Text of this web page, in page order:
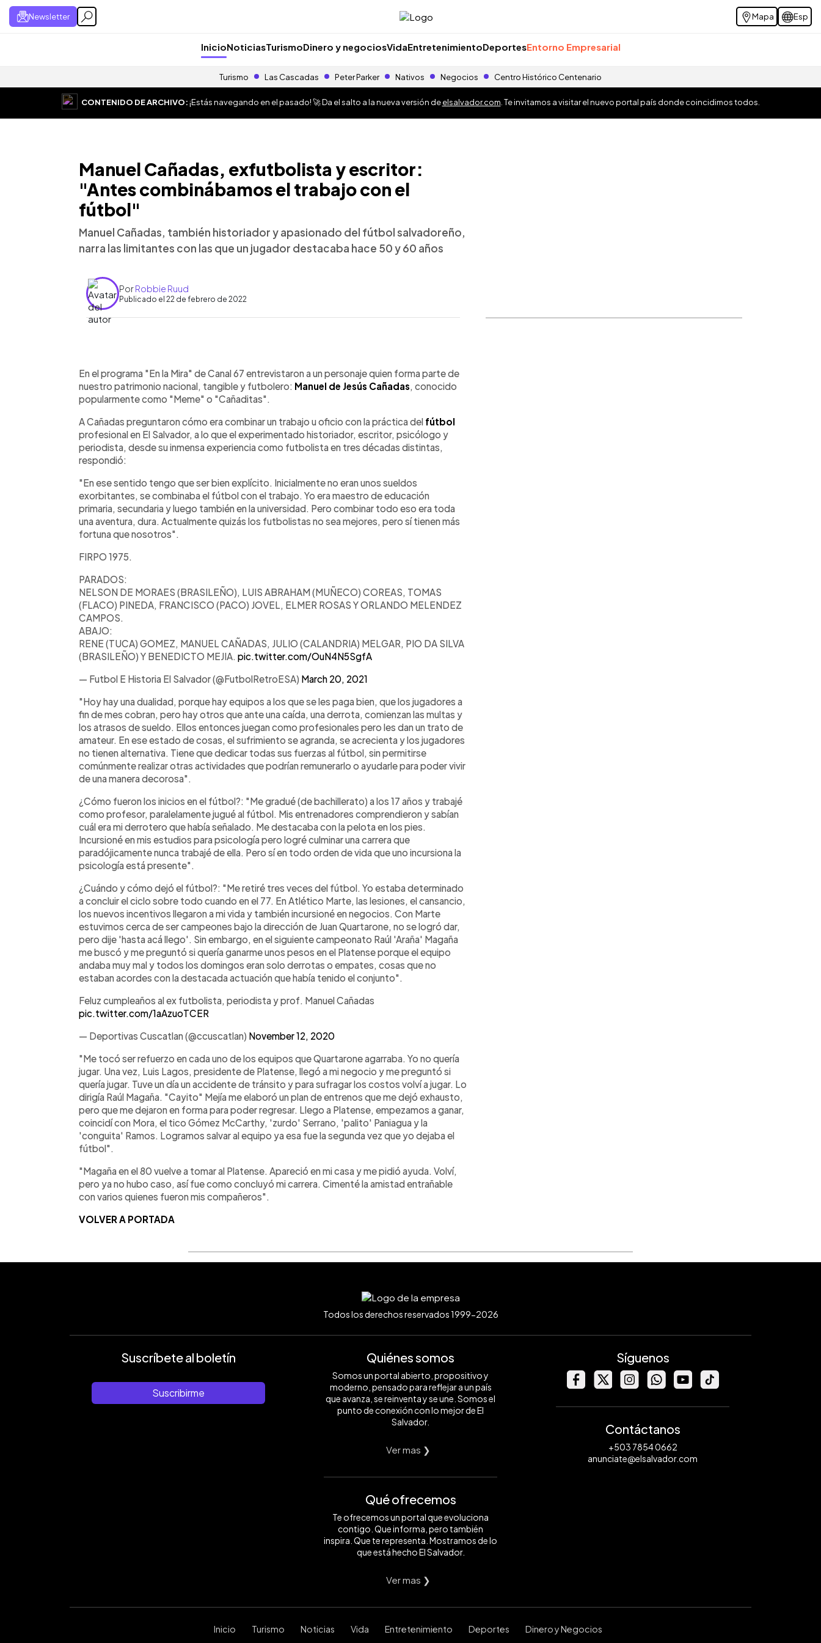
Newsletter Mapa Esp
InicioNoticiasTurismoDinero y negociosVidaEntretenimientoDeportesEntorno Empresarial
Turismo Las Cascadas Peter Parker Nativos Negocios Centro Histórico Centenario
CONTENIDO DE ARCHIVO:¡Estás navegando en el pasado! 🚀 Da el salto a la nueva versión deelsalvador.com . Te invitamos a visitar el nuevo portal país donde coincidimos todos.
Manuel Cañadas, exfutbolista y escritor:
"Antes combinábamos el trabajo con el
fútbol"
Manuel Cañadas, también historiador y apasionado del fútbol salvadoreño,
narra las limitantes con las que un jugador destacaba hace 50 y 60 años
PorRobbie Ruud
Publicado el 22 de febrero de 2022
Escuchar artículo
En el programa "En la Mira" de Canal 67 entrevistaron a un personaje quien forma parte de
nuestro patrimonio nacional, tangible y futbolero: Manuel de Jesús Cañadas, conocido
popularmente como "Meme" o "Cañaditas".
A Cañadas preguntaron cómo era combinar un trabajo u oficio con la práctica del fútbol
profesional en El Salvador, a lo que el experimentado historiador, escritor, psicólogo y
periodista, desde su inmensa experiencia como futbolista en tres décadas distintas,
respondió:
"En ese sentido tengo que ser bien explícito. Inicialmente no eran unos sueldos
exorbitantes, se combinaba el fútbol con el trabajo. Yo era maestro de educación
primaria, secundaria y luego también en la universidad. Pero combinar todo eso era toda
una aventura, dura. Actualmente quizás los futbolistas no sea mejores, pero sí tienen más
fortuna que nosotros".
FIRPO 1975.
PARADOS:
NELSON DE MORAES (BRASILEÑO), LUIS ABRAHAM (MUÑECO) COREAS, TOMAS
(FLACO) PINEDA, FRANCISCO (PACO) JOVEL, ELMER ROSAS Y ORLANDO MELENDEZ
CAMPOS.
ABAJO:
RENE (TUCA) GOMEZ, MANUEL CAÑADAS, JULIO (CALANDRIA) MELGAR, PIO DA SILVA
(BRASILEÑO) Y BENEDICTO MEJIA. pic.twitter.com/OuN4N5SgfA
— Futbol E Historia El Salvador (@FutbolRetroESA) March 20, 2021
"Hoy hay una dualidad, porque hay equipos a los que se les paga bien, que los jugadores a
fin de mes cobran, pero hay otros que ante una caída, una derrota, comienzan las multas y
los atrasos de sueldo. Ellos entonces juegan como profesionales pero les dan un trato de
amateur. En ese estado de cosas, el sufrimiento se agranda, se acrecienta y los jugadores
no tienen alternativa. Tiene que dedicar todas sus fuerzas al fútbol, sin permitirse
comúnmente realizar otras actividades que podrían remunerarlo o ayudarle para poder vivir
de una manera decorosa".
¿Cómo fueron los inicios en el fútbol?: "Me gradué (de bachillerato) a los 17 años y trabajé
como profesor, paralelamente jugué al fútbol. Mis entrenadores comprendieron y sabían
cuál era mi derrotero que había señalado. Me destacaba con la pelota en los pies.
Incursioné en mis estudios para psicología pero logré culminar una carrera que
paradójicamente nunca trabajé de ella. Pero sí en todo orden de vida que uno incursiona la
psicología está presente".
¿Cuándo y cómo dejó el fútbol?: "Me retiré tres veces del fútbol. Yo estaba determinado
a concluir el ciclo sobre todo cuando en el 77. En Atlético Marte, las lesiones, el cansancio,
los nuevos incentivos llegaron a mi vida y también incursioné en negocios. Con Marte
estuvimos cerca de ser campeones bajo la dirección de Juan Quartarone, no se logró dar,
pero dije 'hasta acá llego'. Sin embargo, en el siguiente campeonato Raúl 'Araña' Magaña
me buscó y me preguntó si quería ganarme unos pesos en el Platense porque el equipo
andaba muy mal y todos los domingos eran solo derrotas o empates, cosas que no
estaban acordes con la destacada actuación que había tenido el conjunto".
Feluz cumpleaños al ex futbolista, periodista y prof. Manuel Cañadas
pic.twitter.com/1aAzuoTCER
— Deportivas Cuscatlan (@ccuscatlan) November 12, 2020
"Me tocó ser refuerzo en cada uno de los equipos que Quartarone agarraba. Yo no quería
jugar. Una vez, Luis Lagos, presidente de Platense, llegó a mi negocio y me preguntó si
quería jugar. Tuve un día un accidente de tránsito y para sufragar los costos volví a jugar. Lo
dirigía Raúl Magaña. "Cayito" Mejía me elaboró un plan de entrenos que me dejó exhausto,
pero que me dejaron en forma para poder regresar. Llego a Platense, empezamos a ganar,
coincidí con Mora, el tico Gómez McCarthy, 'zurdo' Serrano, 'palito' Paniagua y la
'conguita' Ramos. Logramos salvar al equipo ya esa fue la segunda vez que yo dejaba el
fútbol".
"Magaña en el 80 vuelve a tomar al Platense. Apareció en mi casa y me pidió ayuda. Volví,
pero ya no hubo caso, así fue como concluyó mi carrera. Cimenté la amistad entrañable
con varios quienes fueron mis compañeros".
VOLVER A PORTADA
Todos los derechos reservados 1999-2026
Suscríbete al boletín
Suscribirme
Quiénes somos
Somos un portal abierto, propositivo y
moderno, pensado para reflejar a un país
que avanza, se reinventa y se une. Somos el
punto de conexión con lo mejor de El
Salvador.
Ver mas ❯
Qué ofrecemos
Te ofrecemos un portal que evoluciona
contigo. Que informa, pero también
inspira. Que te representa. Mostramos de lo
que está hecho El Salvador.
Ver mas ❯
Síguenos
Contáctanos
+503 7854 0662
anunciate@elsalvador.com
Inicio Turismo Noticias Vida Entretenimiento Deportes Dinero y Negocios